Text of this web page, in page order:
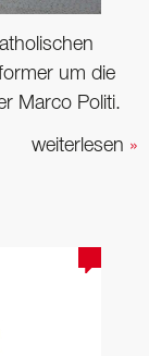
um die
Marco Politi.
weiterlesen »